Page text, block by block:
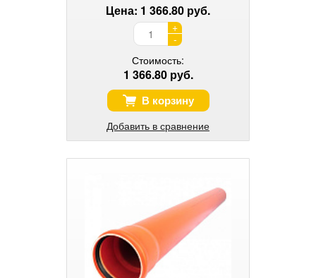
Цена: 1 366.80 руб.
+
-
Стоимость:
1 366.80 руб.
В корзину
Добавить в сравнение